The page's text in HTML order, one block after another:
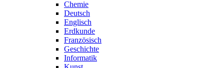
Chemie
Deutsch
Englisch
Erdkunde
Französisch
Geschichte
Informatik